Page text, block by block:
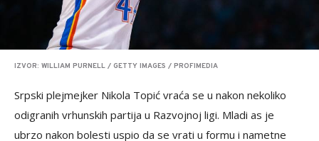
IZVOR: WILLIAM PURNELL / GETTY IMAGES / PROFIMEDIA
Srpski plejmejker Nikola Topić vraća se u nakon nekoliko
odigranih vrhunskih partija u Razvojnoj ligi. Mladi as je
ubrzo nakon bolesti uspio da se vrati u formu i nametne